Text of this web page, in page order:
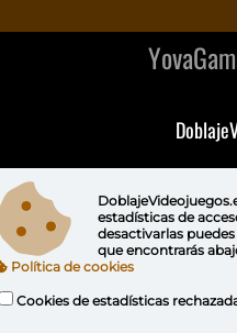
estadísticas de
desactivarlas puedes
que encontrarás
Política de cookies
Cookies de estadísticas